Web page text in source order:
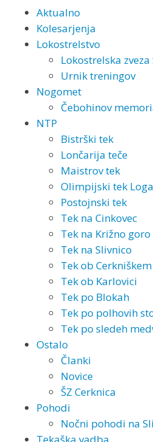
Aktualno
Kolesarjenja
Lokostrelstvo
Lokostrelska
Urnik treningov
Nogomet
Čebohinov
NTP
Bistrški tek
Lončarija teče
Maistrov tek
Olimpijski tek
Postojnski tek
Tek na Cinkovec
Tek na Križno goro
Tek na Slivnico
Tek ob
Tek ob Karlovici
Tek po Blokah
Tek po polhovih
Tek po sledeh
Ostalo
Članki
Novice
ŠZ Cerknica
Pohodi
Nočni pohodi na